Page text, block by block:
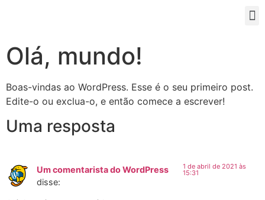
Olá, mundo!
Boas-vindas ao WordPress. Esse é o seu primeiro post.
Edite-o ou exclua-o, e então comece a escrever!
Uma resposta
Um comentarista do WordPress
disse:
1 de abril de 2021 às
15:31